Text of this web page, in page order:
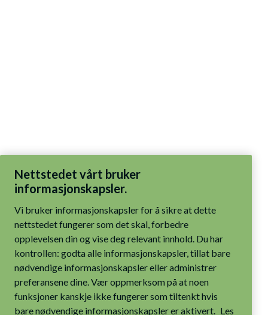
informasjonskapsler.
nettstedet fungerer som det skal, forbedre
opplevelsen din og vise deg relevant innhold. Du har
kontrollen: godta alle informasjonskapsler, tillat bare
nødvendige informasjonskapsler eller administrer
preferansene dine. Vær oppmerksom på at noen
funksjoner kanskje ikke fungerer som tiltenkt hvis
bare nødvendige informasjonskapsler er aktivert.